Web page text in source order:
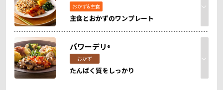
おかず&主食
主食とおかずのワンプレート
パワーデリ ®
おかず
たんぱく質をしっかり